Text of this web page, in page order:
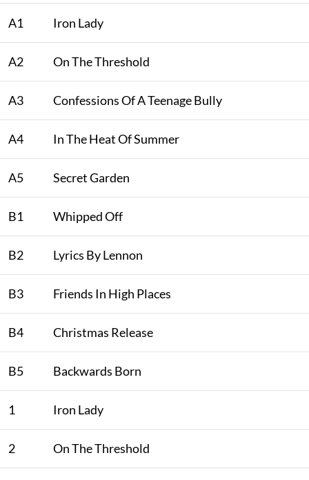
A1 Iron Lady
A2 On The Threshold
A3 Confessions Of A Teenage Bully
A4 In The Heat Of Summer
A5 Secret Garden
B1 Whipped Off
B2 Lyrics By Lennon
B3 Friends In High Places
B4 Christmas Release
B5 Backwards Born
1 Iron Lady
2 On The Threshold